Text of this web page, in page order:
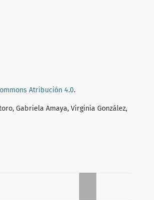
Atribución 4.0.
Gabriela Amaya, Virginia González,